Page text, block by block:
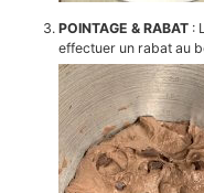
POINTAGE & RABAT :
effectuer un rabat au